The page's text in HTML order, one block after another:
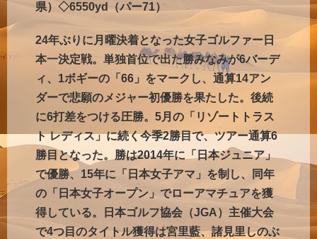
県）◇6550yd（パー71）
24年ぶりに月曜決着となった女子ゴルファー日
本一決定戦。単独首位で出た勝みなみが6バーデ
ィ、1ボギーの「66」をマークし、通算14アン
ダーで悲願のメジャー初優勝を果たした。後続
に6打差をつける圧勝。5月の「リゾートトラス
ト レディス」に続く今季2勝目で、ツアー通算6
勝目となった。勝は2014年に「日本ジュニア」
で優勝、15年に「日本女子アマ」を制し、同年
の「日本女子オープン」でローアマチュアを獲
得している。日本ゴルフ協会（JGA）主催大会
で4つ目のタイトル獲得は宮里藍、諸見里しのぶ